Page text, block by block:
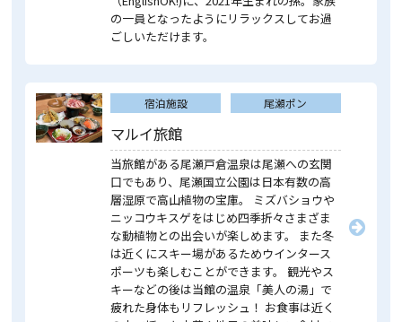
の一員となったようにリラックスしてお過
ごしいただけます。
宿泊施設 尾瀬ポン
マルイ旅館
当旅館がある尾瀬戸倉温泉は尾瀬への玄関
口でもあり、尾瀬国立公園は日本有数の高
層湿原で高山植物の宝庫。 ミズバショウや
ニッコウキスゲをはじめ四季折々さまざま
な動植物との出会いが楽しめます。 また冬
は近くにスキー場があるためウインタース
ポーツも楽しむことができます。 観光やス
キーなどの後は当館の温泉「美人の湯」で
疲れた身体もリフレッシュ！ お食事は近く